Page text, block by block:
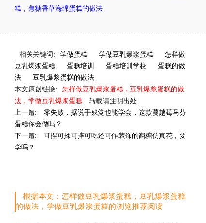
糕，焦糖香草海绵蛋糕的做法
相关关键词: 学做蛋糕 学做豆乳爆浆蛋糕
怎样做
豆乳爆浆蛋糕
蛋糕培训 蛋糕培训学校
蛋糕的做
法
豆乳爆浆蛋糕的做法
本文原创链接:
怎样做豆乳爆浆蛋糕，豆乳爆浆蛋糕的做
法，学做豆乳爆浆蛋糕
转载请注明出处
上一篇:
零失败，据说手残党也能学会，这款蔓越莓马芬
蛋糕你会做吗？
下一篇:
可捏可揉可摔可吃还可作装饰的翻糖仿真花，要
学吗？
根据本文：怎样做豆乳爆浆蛋糕，豆乳爆浆蛋糕
的做法，学做豆乳爆浆蛋糕的浏览推荐阅读